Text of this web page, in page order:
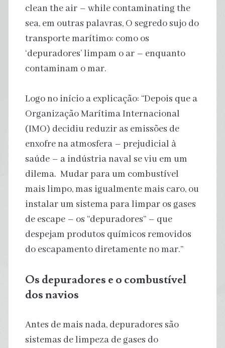
clean the air – while contaminating the
sea, em outras palavras, O segredo sujo do
transporte marítimo: como os
‘depuradores’ limpam o ar – enquanto
contaminam o mar.
Logo no início a explicação: “Depois que a
Organização Marítima Internacional
(IMO) decidiu reduzir as emissões de
enxofre na atmosfera – prejudicial à
saúde – a indústria naval se viu em um
dilema. Mudar para um combustível
mais limpo, mas igualmente mais caro, ou
instalar um sistema para limpar os gases
de escape – os “depuradores” – que
despejam produtos químicos removidos
do escapamento diretamente no mar.”
Os depuradores e o combustível
dos navios
Antes de mais nada, depuradores são
sistemas de limpeza de gases do